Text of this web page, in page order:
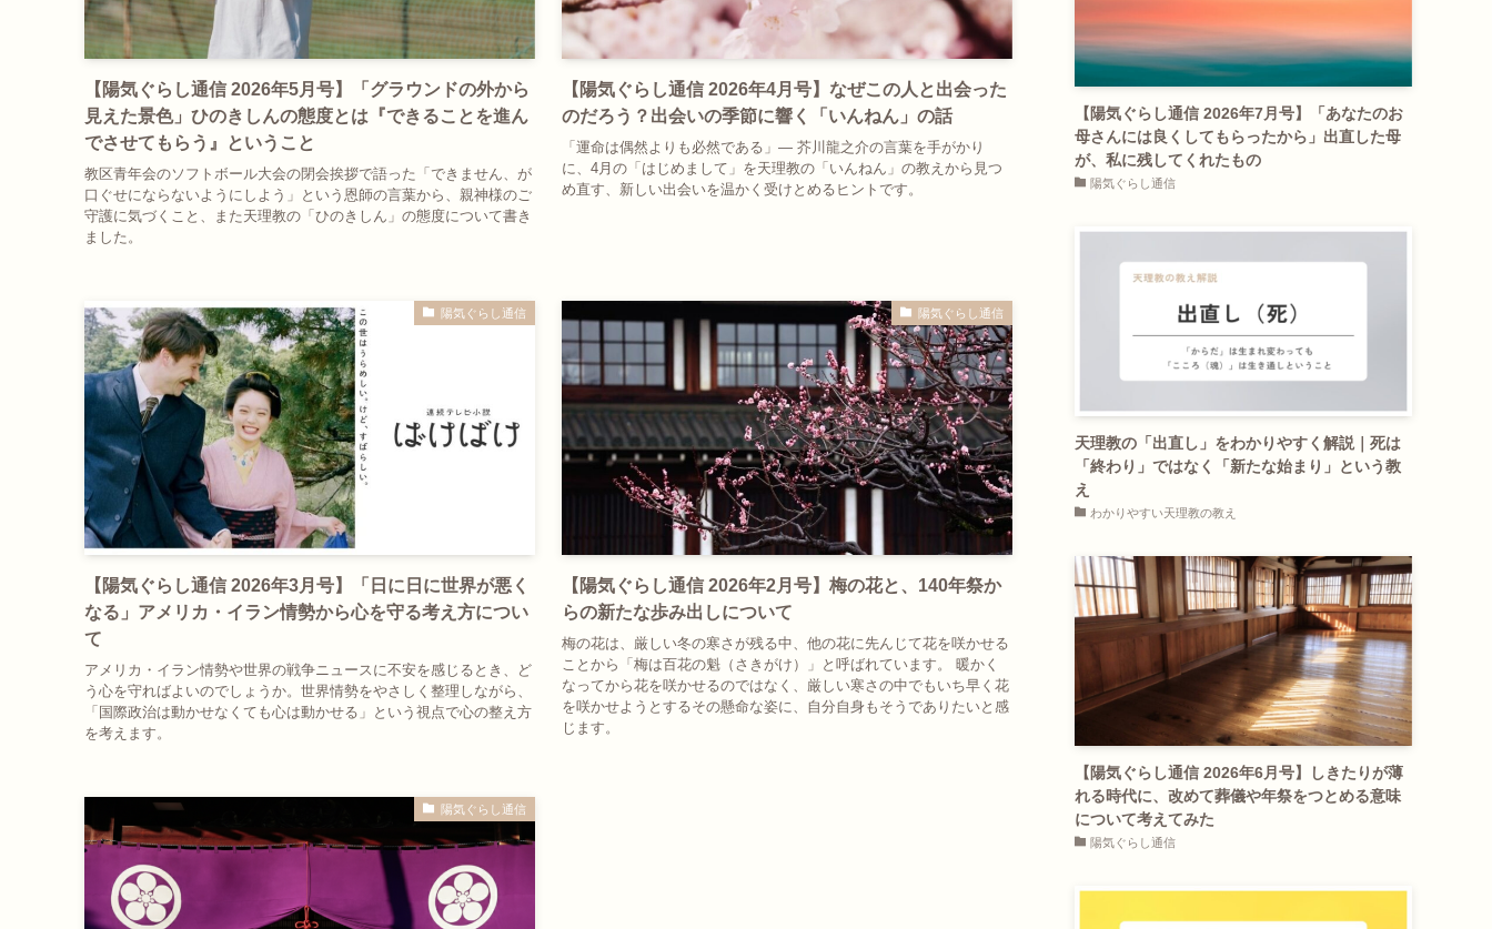
【陽気ぐらし通信 2026年5月号】「グラウンドの外から
見えた景色」ひのきしんの態度とは『できることを進ん
でさせてもらう』ということ
教区青年会のソフトボール大会の閉会挨拶で語った「できません、が
口ぐせにならないようにしよう」という恩師の言葉から、親神様のご
守護に気づくこと、また天理教の「ひのきしん」の態度について書き
ました。
【陽気ぐらし通信 2026年4月号】なぜこの人と出会った
のだろう？出会いの季節に響く「いんねん」の話
「運命は偶然よりも必然である」― 芥川龍之介の言葉を手がかり
に、4月の「はじめまして」を天理教の「いんねん」の教えから見つ
め直す、新しい出会いを温かく受けとめるヒントです。
陽気ぐらし通信
【陽気ぐらし通信 2026年3月号】「日に日に世界が悪く
なる」アメリカ・イラン情勢から心を守る考え方につい
て
アメリカ・イラン情勢や世界の戦争ニュースに不安を感じるとき、ど
う心を守ればよいのでしょうか。世界情勢をやさしく整理しながら、
「国際政治は動かせなくても心は動かせる」という視点で心の整え方
を考えます。
陽気ぐらし通信
【陽気ぐらし通信 2026年2月号】梅の花と、140年祭か
らの新たな歩み出しについて
梅の花は、厳しい冬の寒さが残る中、他の花に先んじて花を咲かせる
ことから「梅は百花の魁（さきがけ）」と呼ばれています。 暖かく
なってから花を咲かせるのではなく、厳しい寒さの中でもいち早く花
を咲かせようとするその懸命な姿に、自分自身もそうでありたいと感
じます。
陽気ぐらし通信
【陽気ぐらし通信 2026年7月号】「あなたのお
母さんには良くしてもらったから」出直した母
が、私に残してくれたもの
陽気ぐらし通信
天理教の「出直し」をわかりやすく解説｜死は
「終わり」ではなく「新たな始まり」という教
え
わかりやすい天理教の教え
【陽気ぐらし通信 2026年6月号】しきたりが薄
れる時代に、改めて葬儀や年祭をつとめる意味
について考えてみた
陽気ぐらし通信